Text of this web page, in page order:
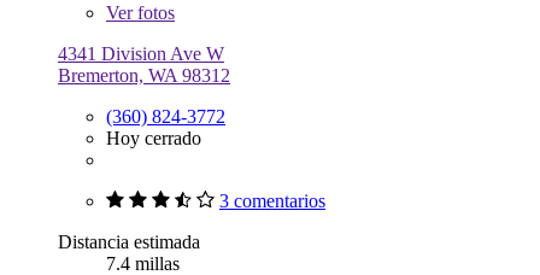
Verfotos
4341 Division Ave W
Bremerton, WA 98312
(360) 824-3772
Hoy cerrado
3 comentarios
Distancia estimada
7.4 millas